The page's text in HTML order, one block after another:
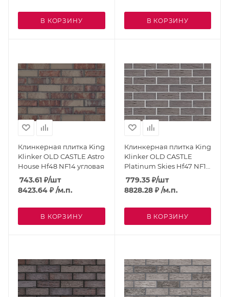
В КОРЗИНУ В КОРЗИНУ
Клинкерная плитка King
Klinker OLD CASTLE Astro
House Hf48 NF14 угловая
743.61 ₽/шт
8423.64 ₽ /м.п.
В КОРЗИНУ
Клинкерная плитка King
Klinker OLD CASTLE
Platinum Skies Hf47 NF14
угловая
779.35₽/шт
8828.28 ₽ /м.п.
В КОРЗИНУ